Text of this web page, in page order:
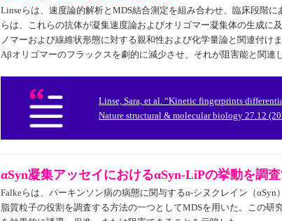
Linseらは、速度論的解析とMDS結合測定を組み合わせ、臨床段階
らは、これらの抗体が凝集速度論およびオリゴマー凝集体の生成に
ノマーおよび線維状形態に対する親和性および化学量論と関連付け
Aβオリゴマーのフラックスを劇的に減少させ、それが阻害能と関連
Linse, Sara, et al. “Kinetic fingerprints
Nature structural & molecular biology 27.12
αSyn凝集アッセイにおけるαSyn-LiPの挙動を調
Falkeらは、パーキンソン病の病態に関与するα-シヌクレイン（
脂質粒子の役割を調査する方法の一つとしてMDSを用いた。この研